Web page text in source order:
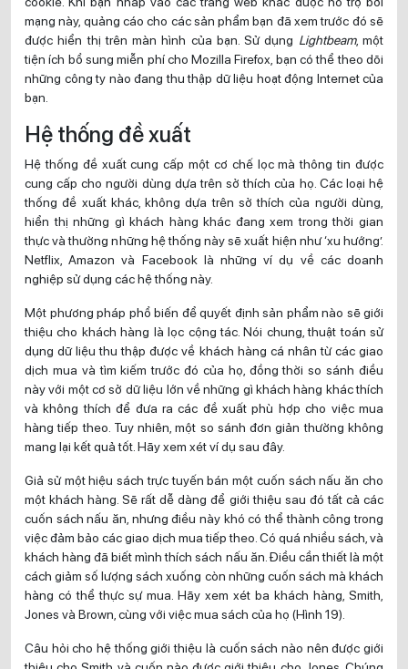
mạng này, quảng cáo cho các sản phẩm bạn đã xem trước đó sẽ
được hiển thị trên màn hình của bạn. Sử dụng Lightbeam, một
tiện ích bổ sung miễn phí cho Mozilla Firefox, bạn có thể theo dõi
những công ty nào đang thu thập dữ liệu hoạt động Internet của
bạn.
Hệ thống đề xuất
Hệ thống đề xuất cung cấp một cơ chế lọc mà thông tin được
cung cấp cho người dùng dựa trên sở thích của họ. Các loại hệ
thống đề xuất khác, không dựa trên sở thích của người dùng,
hiển thị những gì khách hàng khác đang xem trong thời gian
thực và thường những hệ thống này sẽ xuất hiện như ‘xu hướng’.
Netflix, Amazon và Facebook là những ví dụ về các doanh
nghiệp sử dụng các hệ thống này.
Một phương pháp phổ biến để quyết định sản phẩm nào sẽ giới
thiệu cho khách hàng là lọc cộng tác. Nói chung, thuật toán sử
dụng dữ liệu thu thập được về khách hàng cá nhân từ các giao
dịch mua và tìm kiếm trước đó của họ, đồng thời so sánh điều
này với một cơ sở dữ liệu lớn về những gì khách hàng khác thích
và không thích để đưa ra các đề xuất phù hợp cho việc mua
hàng tiếp theo. Tuy nhiên, một so sánh đơn giản thường không
mang lại kết quả tốt. Hãy xem xét ví dụ sau đây.
Giả sử một hiệu sách trực tuyến bán một cuốn sách nấu ăn cho
một khách hàng. Sẽ rất dễ dàng để giới thiệu sau đó tất cả các
cuốn sách nấu ăn, nhưng điều này khó có thể thành công trong
việc đảm bảo các giao dịch mua tiếp theo. Có quá nhiều sách, và
khách hàng đã biết mình thích sách nấu ăn. Điều cần thiết là một
cách giảm số lượng sách xuống còn những cuốn sách mà khách
hàng có thể thực sự mua. Hãy xem xét ba khách hàng, Smith,
Jones và Brown, cùng với việc mua sách của họ (Hình 19).
Câu hỏi cho hệ thống giới thiệu là cuốn sách nào nên được giới